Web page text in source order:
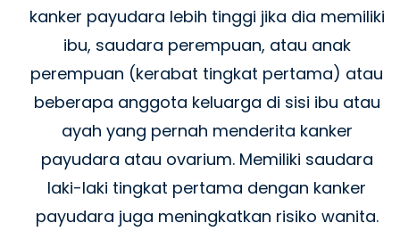
kanker payudara lebih tinggi jika dia memiliki
ibu, saudara perempuan, atau anak
perempuan (kerabat tingkat pertama) atau
beberapa anggota keluarga di sisi ibu atau
ayah yang pernah menderita kanker
payudara atau ovarium. Memiliki saudara
laki-laki tingkat pertama dengan kanker
payudara juga meningkatkan risiko wanita.